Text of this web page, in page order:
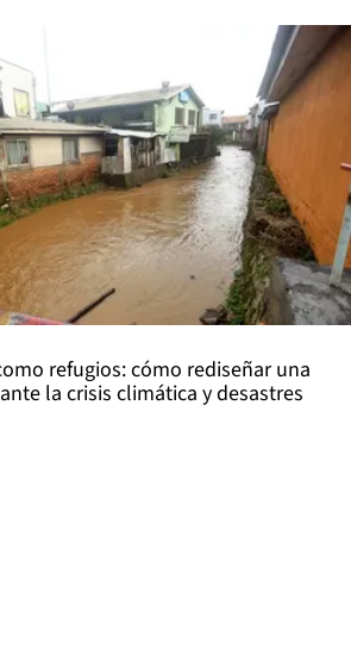
refugios: cómo rediseñar una
la crisis climática y desastres